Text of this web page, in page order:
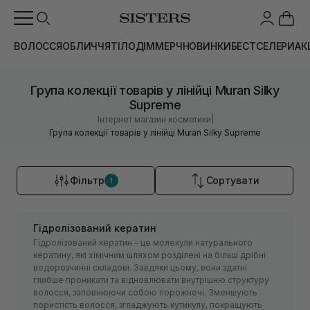
ВОЛОССЯОБЛИЧЧЯТІЛОДІММЕРЧНОВИНКИБЕСТСЕЛЕРИ
Група колекції товарів у лінійці Muran Silky
Supreme
Інтернет магазин косметики
Група колекції товарів у лінійці Muran Silky Supreme
Фільтр 1 Сортувати
Гідролізований кератин
Гідролізований кератин – це молекули натурального
кератину, які хімічним шляхом розділені на більш дрібні
водорозчинні складові. Завдяки цьому, вони здатні
глибше проникати та відновлювати внутрішню структуру
волосся, заповнюючи собою порожнечі. Зменшують
пористість волосся, згладжують кутикулу, покращують